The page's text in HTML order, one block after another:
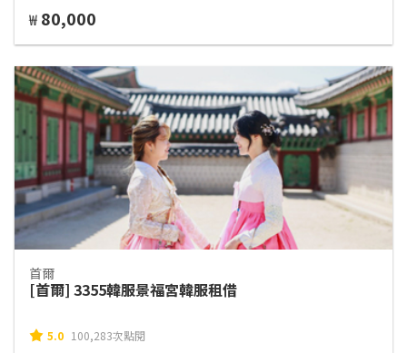
₩ 80,000
首爾
[首爾] 3355韓服景福宮韓服租借
5.0 100,283次點閱